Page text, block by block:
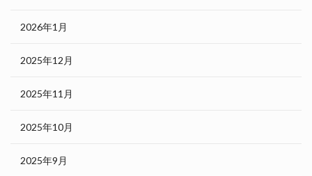
2026年1月
2025年12月
2025年11月
2025年10月
2025年9月